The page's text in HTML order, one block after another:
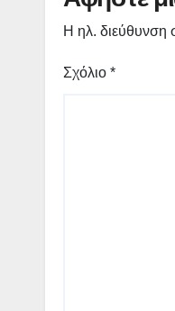
Η ηλ. διεύθυνση
Σχόλιο *